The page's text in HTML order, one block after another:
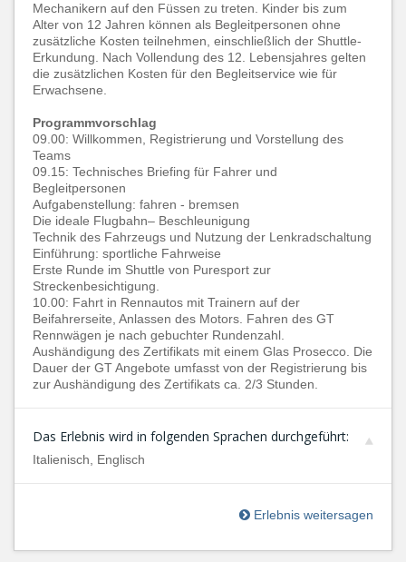
Mechanikern auf den Füssen zu treten. Kinder bis zum
Alter von 12 Jahren können als Begleitpersonen ohne
zusätzliche Kosten teilnehmen, einschließlich der Shuttle-
Erkundung. Nach Vollendung des 12. Lebensjahres gelten
die zusätzlichen Kosten für den Begleitservice wie für
Erwachsene.
Programmvorschlag
09.00: Willkommen, Registrierung und Vorstellung des
Teams
09.15: Technisches Briefing für Fahrer und
Begleitpersonen
Aufgabenstellung: fahren - bremsen
Die ideale Flugbahn– Beschleunigung
Technik des Fahrzeugs und Nutzung der Lenkradschaltung
Einführung: sportliche Fahrweise
Erste Runde im Shuttle von Puresport zur
Streckenbesichtigung.
10.00: Fahrt in Rennautos mit Trainern auf der
Beifahrerseite, Anlassen des Motors. Fahren des GT
Rennwägen je nach gebuchter Rundenzahl.
Aushändigung des Zertifikats mit einem Glas Prosecco. Die
Dauer der GT Angebote umfasst von der Registrierung bis
zur Aushändigung des Zertifikats ca. 2/3 Stunden.
Das Erlebnis wird in folgenden Sprachen durchgeführt:
Italienisch, Englisch
Erlebnis weitersagen